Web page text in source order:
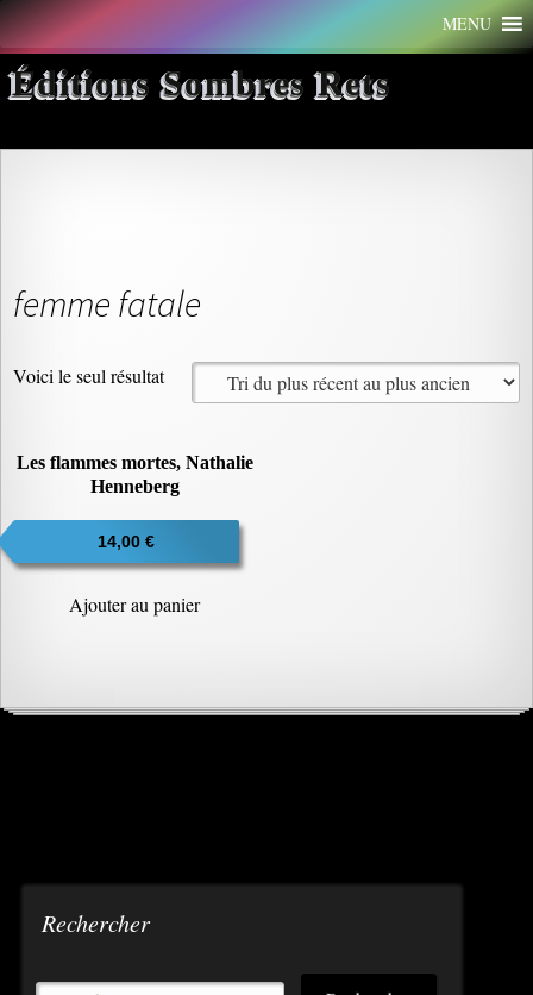
Aller
au
contenu
MENU
Éditions Sombres Rets
femme fatale
Voici le seul résultat
Les flammes mortes, Nathalie
Henneberg
14,00 €
Ajouter au panier
Rechercher